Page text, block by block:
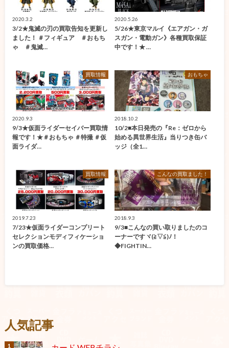
2020.3.2
3/2★鬼滅の刃の買取告知を更新し
ました！ ＃フィギュア ＃おもち
ゃ ＃鬼滅…
2020.5.26
5/26★東京マルイ《エアガン・ガ
スガン・電動ガン》各種買取保証
中です！★ …
買取情報
2020.9.3
9/3★仮面ライダーセイバー買取情
報です！★＃おもちゃ ＃特撮 ＃仮
面ライダ…
おもちゃ
2018.10.2
10/2■本日発売の『Re：ゼロから
始める異世界生活』当りつき缶バ
ッジ（全1…
買取情報
2019.7.23
7/23★仮面ライダーコンプリート
セレクションモディフィケーショ
ンの買取価格…
こんなの買取ました！
2018.9.3
9/3■こんなの買い取りましたのコ
ーナーですヾ(≧▽≦)ﾉ！
◆FIGHTIN…
人気記事